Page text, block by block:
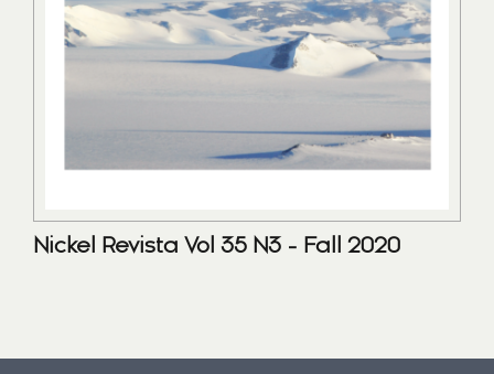
Nickel Revista Vol 35 N3 - Fall 2020